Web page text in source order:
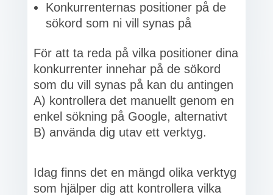
Konkurrenternas positioner på de
sökord som ni vill synas på
För att ta reda på vilka positioner dina
konkurrenter innehar på de sökord
som du vill synas på kan du antingen
A) kontrollera det manuellt genom en
enkel sökning på Google, alternativt
B) använda dig utav ett verktyg.
Idag finns det en mängd olika verktyg
som hjälper dig att kontrollera vilka